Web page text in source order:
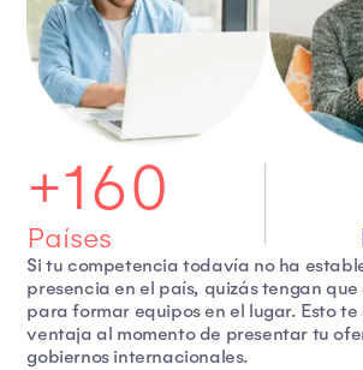
+160
Países
Si tu competencia todavía no ha
presencia en el país, quizás tengan que
para formar equipos en el lugar. Esto
ventaja al momento de presentar tu
gobiernos internacionales.